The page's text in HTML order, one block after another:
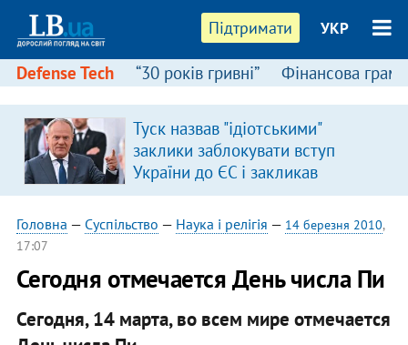
Підтримати УКР
Defense Tech “30 років гривні” Фінансова
Туск назвав "ідіотськими"
заклики заблокувати вступ
України до ЄС і закликав
припинити антиукраїнську
риторику
Головна — Суспільство — Наука і релігія — 14 березня 2010,
17:07
Сегодня отмечается День числа Пи
Сегодня, 14 марта, во всем мире отмечается